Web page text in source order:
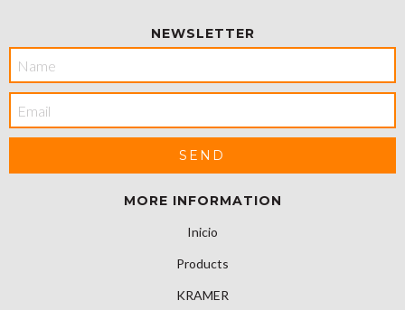
NEWSLETTER
MORE INFORMATION
Inicio
Products
KRAMER